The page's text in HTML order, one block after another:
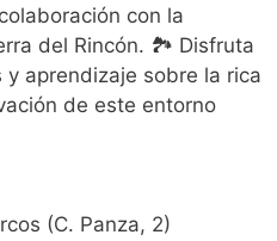
con la
del Rincón. 🏞️ Disfruta
aprendizaje sobre la rica
de este entorno
(C. Panza, 2)